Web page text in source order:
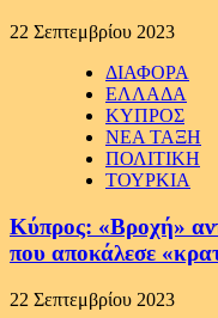
22 Σεπτεμβρίου 2023
ΔΙΑΦΟΡΑ
ΕΛΛΑΔΑ
ΚΥΠΡΟΣ
ΝΕΑ ΤΑΞΗ
ΠΟΛΙΤΙΚΗ
ΤΟΥΡΚΙΑ
Κύπρος: «Βροχή»
που αποκάλεσε
22 Σεπτεμβρίου 2023